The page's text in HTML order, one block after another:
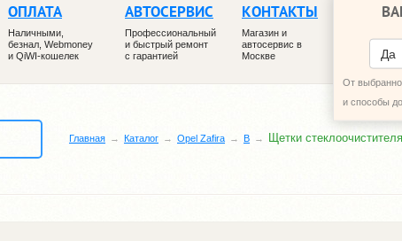
ОПЛАТА
Наличными,
безнал, Webmoney
и QiWI-кошелек
АВТОСЕРВИС
Профессиональный
и быстрый ремонт
с гарантией
КОНТАКТЫ
Магазин и
автосервис в
Москве
Да
От
и способы
+7
Главная Каталог Opel Zafira B Щетки стеклоочистителя